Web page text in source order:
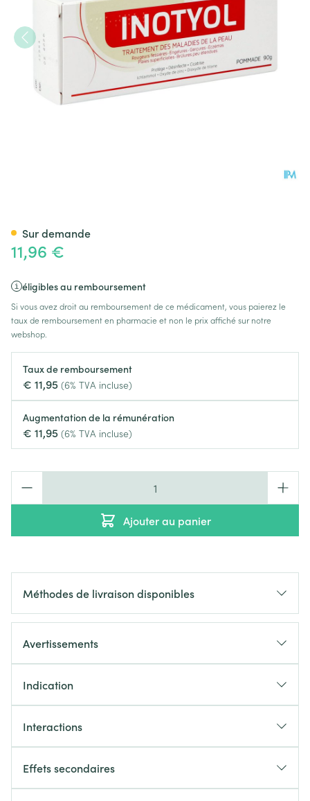
11,96 €
éligibles au remboursement
Si vous avez droit au remboursement de ce médicament, vous paierez le
taux de remboursement en pharmacie et non le prix affiché sur notre
webshop.
Taux de remboursement
€ 11,95 (6% TVA incluse)
Augmentation de la rémunération
€ 11,95 (6% TVA incluse)
Ajouter au panier
Sur demande
Méthodes de livraison disponibles
Avertissements
Indication
Interactions
Effets secondaires